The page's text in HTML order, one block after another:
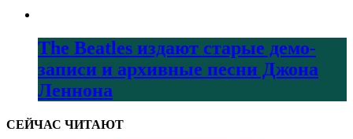
The Beatles издают старые демо-
записи и архивные песни Джона
Леннона
СЕЙЧАС ЧИТАЮТ